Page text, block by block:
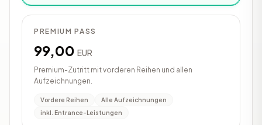
PREMIUM PASS
99,00 EUR
Premium-Zutritt mit vorderen Reihen und allen
Aufzeichnungen.
Vordere Reihen
Alle Aufzeichnungen
inkl. Entrance-Leistungen